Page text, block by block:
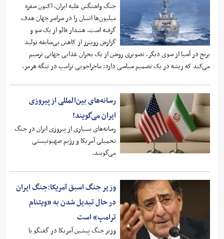
جنگ واشنگتن علیه ایران، اکنون سفره
میلیون‌ها انسان را در سراسر جهان هدف
گرفته است. هشدار فائو از یک سو و
گزارش رویترز از کاهش بی‌سابقه تولید
برنج در آسیا از سوی دیگر، تصویری روشن از یک بحران غذایی جهانی ترسیم
می‌کند که ریشه در یک تصمیم سیاسی دارد: ماجراجویی ترامپ در تنگه هرمز.
رسانه‌های بین‌المللی از پیروزی
ایران می‌گویند!
رسانه‌های بسیاری از پیروزی ایران در جنگ
تحمیلی آمریکا و رژیم صهیونیستی
می‌گویند.
وزیر جنگ اسبق آمریکا:جنگ ایران
در حال تبدیل شدن به «ویتنام
ترامپ» است
وزیر جنگ پیشین آمریکا در گفتگو با